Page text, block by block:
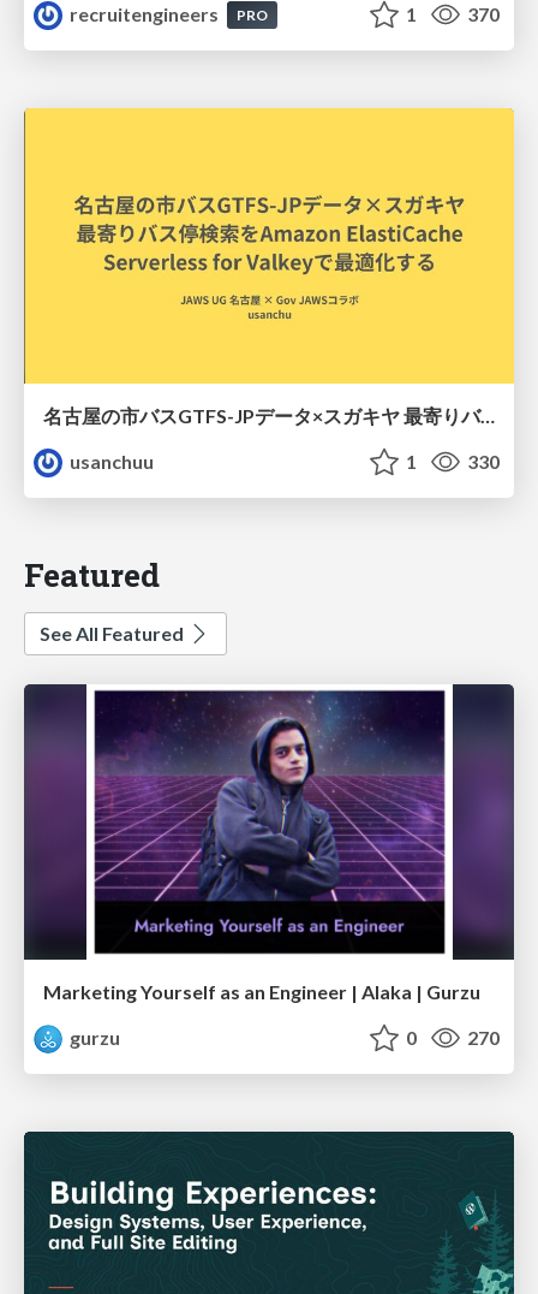
recruitengineers
PRO 1 370
名古屋の市バスGTFS-JPデータ×スガキヤ 最寄りバス停検索をAmazon ElastiCache Serverless for Valkeyで最適化する
usanchuu
1 330
Featured
See All Featured
Marketing Yourself as an Engineer | Alaka | Gurzu
gurzu
0 270